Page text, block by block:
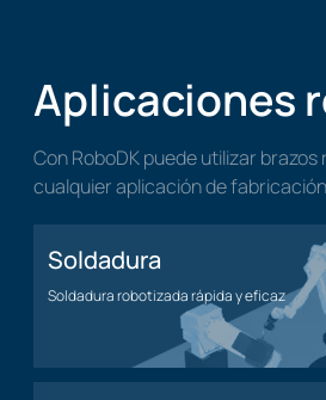
Aplicaciones
Con RoboDK puede utilizar
cualquier aplicación de
Soldadura
Soldadura robotizada rápida y eficaz
Aplicación de soldadura